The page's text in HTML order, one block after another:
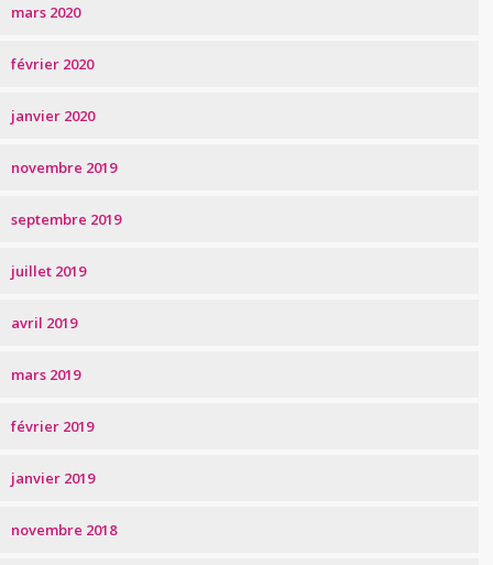
mars 2020
février 2020
janvier 2020
novembre 2019
septembre 2019
juillet 2019
avril 2019
mars 2019
février 2019
janvier 2019
novembre 2018